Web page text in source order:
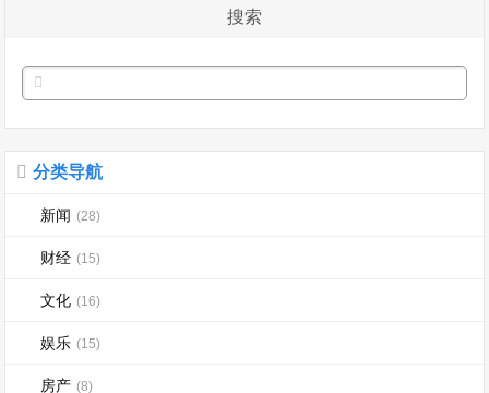
搜索
分类导航
新闻 (28)
财经 (15)
文化 (16)
娱乐 (15)
房产 (8)